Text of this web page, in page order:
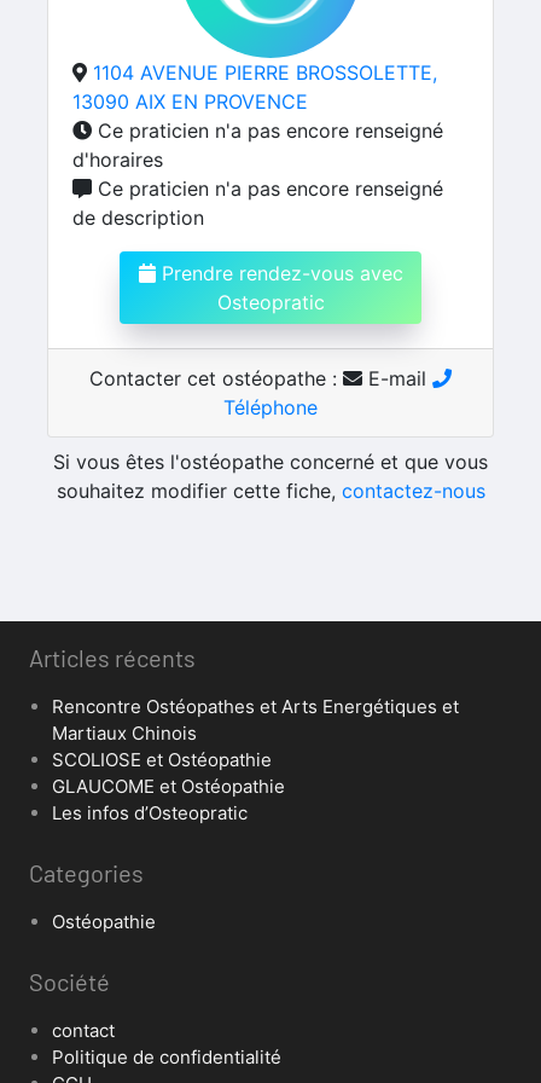
1104 AVENUE PIERRE BROSSOLETTE,
13090 AIX EN PROVENCE
Ce praticien n'a pas encore renseigné
d'horaires
Ce praticien n'a pas encore renseigné
de description
Prendre rendez-vous avec
Osteopratic
Contacter cet ostéopathe :
E-mail
Téléphone
Si vous êtes l'ostéopathe concerné et que vous
souhaitez modifier cette fiche, contactez-nous
Articles récents
Rencontre Ostéopathes et Arts Energétiques et
Martiaux Chinois
SCOLIOSE et Ostéopathie
GLAUCOME et Ostéopathie
Les infos d’Osteopratic
Categories
Ostéopathie
Société
contact
Politique de confidentialité